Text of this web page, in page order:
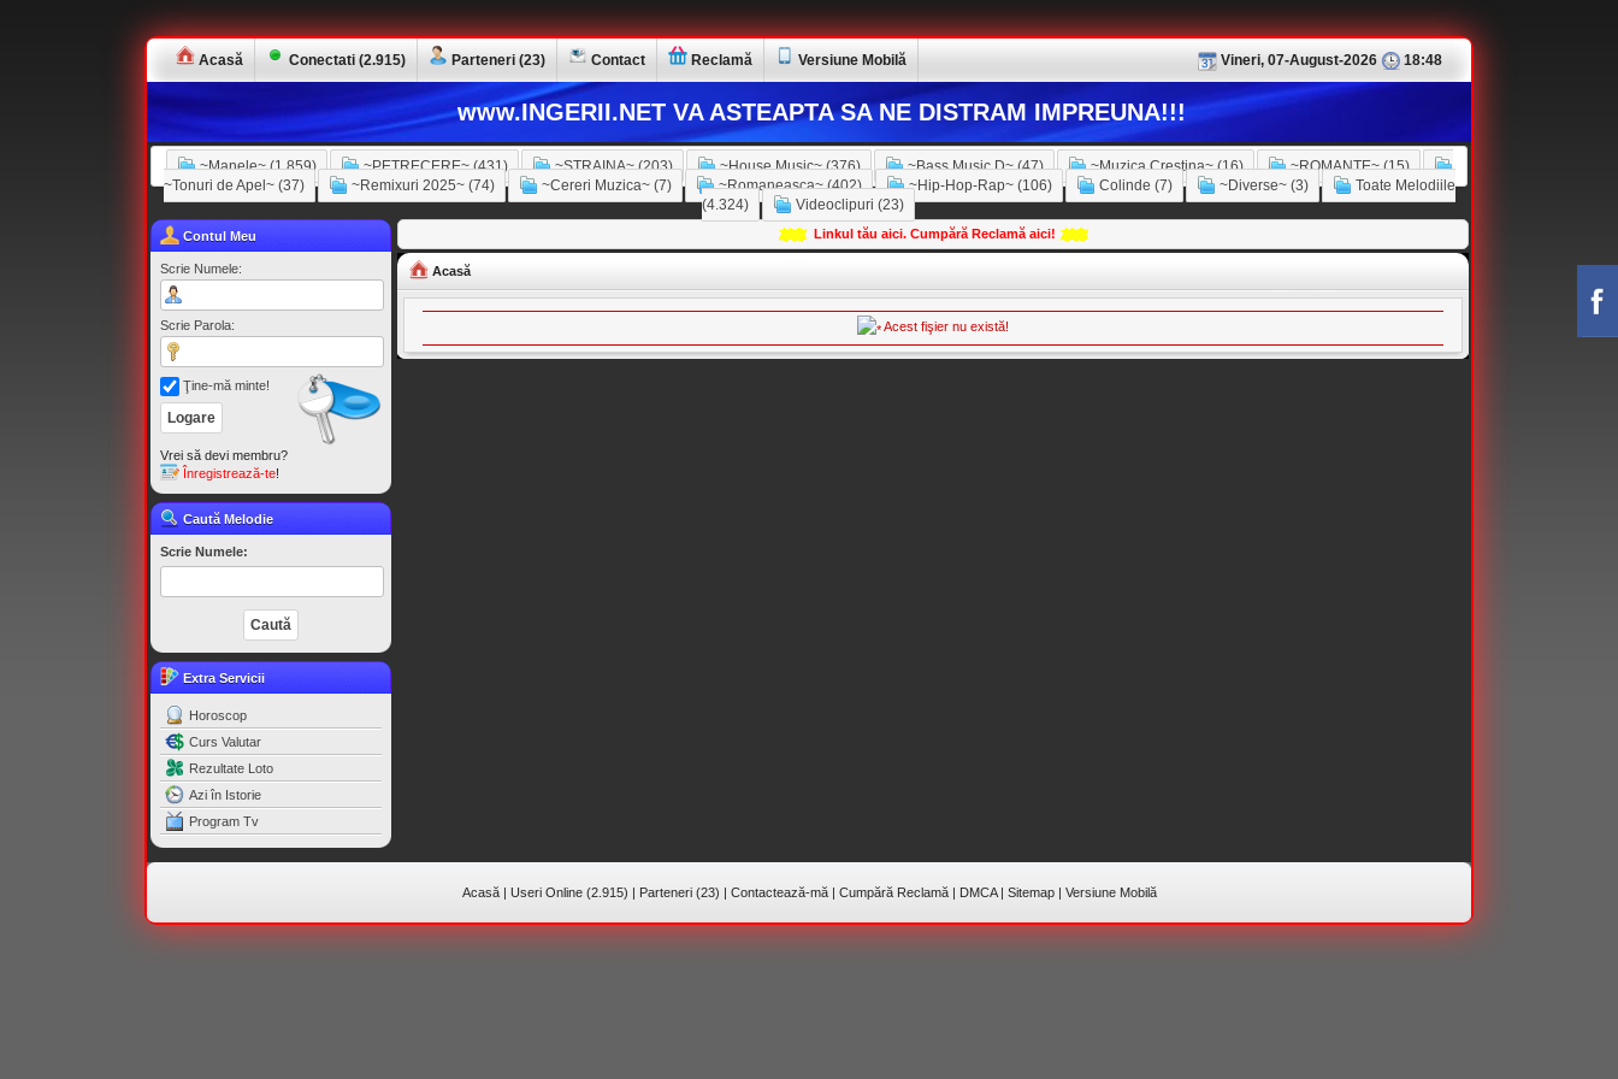
Acasă Conectati (2.915) Parteneri (23) Contact Reclamă Versiune Mobilă Vineri, 07-August-2026 18:48
www.INGERII.NET VA ASTEAPTA SA NE DISTRAM IMPREUNA!!!
~Manele~ (1.859) ~PETRECERE~ (431) ~STRAINA~ (203) ~House Music~ (376) ~Bass Music D~ (47) ~Muzica Crestina~ (16)
~ROMANTE~ (15)
~Tonuri de Apel~ (37)
~Remixuri 2025~ (74) ~Cereri Muzica~ (7) ~Romaneasca~ (402) ~Hip-Hop-Rap~ (106) Colinde (7) ~Diverse~ (3)
Toate Melodiile
(4.324)
Videoclipuri (23)
Contul Meu
Scrie Numele:
Scrie Parola:
Ţine-mă minte!
Vrei să devi membru?
Înregistrează-te!
Caută Melodie
Scrie Numele:
Extra Servicii
Horoscop
Curs Valutar
Rezultate Loto
Azi în Istorie
Program Tv
Linkul tău aici. Cumpără Reclamă aici!
Acasă
Acest fişier nu există!
Acasă| Useri Online (2.915) | Parteneri (23) | Contactează-mă| Cumpără Reclamă| DMCA| Sitemap| Versiune Mobilă